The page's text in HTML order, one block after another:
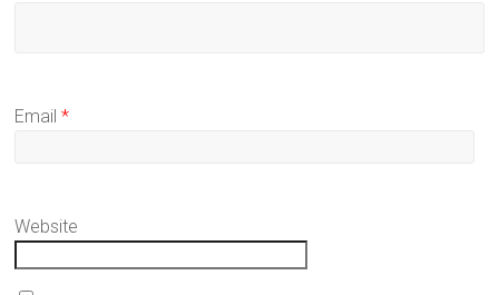
Email*
Website